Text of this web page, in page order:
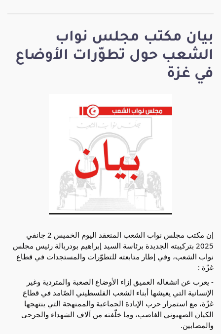
بيان مكتب مجلس نواب
الشعب حول تطوّرات الأوضاع
في غزة
إن مكتب مجلس نواب الشعب المنعقد اليوم الخميس 2 جانفي
2025 بتركيبته الجديدة برئاسة السيد إبراهيم بودربالة رئيس مجلس
نواب الشعب، وفي إطار متابعته للتطوّرات والمستجدات في قطاع
غزّة :
- يعرب عن انشغاله العميق إزاء الأوضاع الصعبة والمتردية وغير
الإنسانية التي يعيشها أبناء الشعب الفلسطيني الصّامد في قطاع
غزّة، مع استمرار حرب الإبادة الجماعية والممنهجة التي ينتهجها
الكيان الصهيوني الغاصب، وما خلّفته من آلاف الشهداء والجرحى
والمصابين.